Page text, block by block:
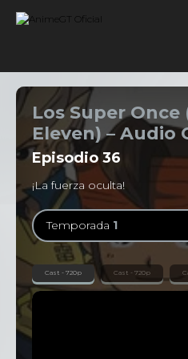
Los Super Once
Eleven) – Audio
Episodio 36
¡La fuerza oculta!
Temporada 1
Temporada 1
126 Episodios
Cast - 720p Cast - 720p